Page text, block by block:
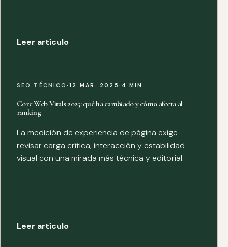
Leer artículo
SEO TÉCNICO·12 MAR. 2025 · 4 MIN
Core Web Vitals 2025: qué ha cambiado y cómo afecta al
ranking
La medición de experiencia de página exige
revisar carga crítica, interacción y estabilidad
visual con una mirada más técnica y editorial.
Leer artículo